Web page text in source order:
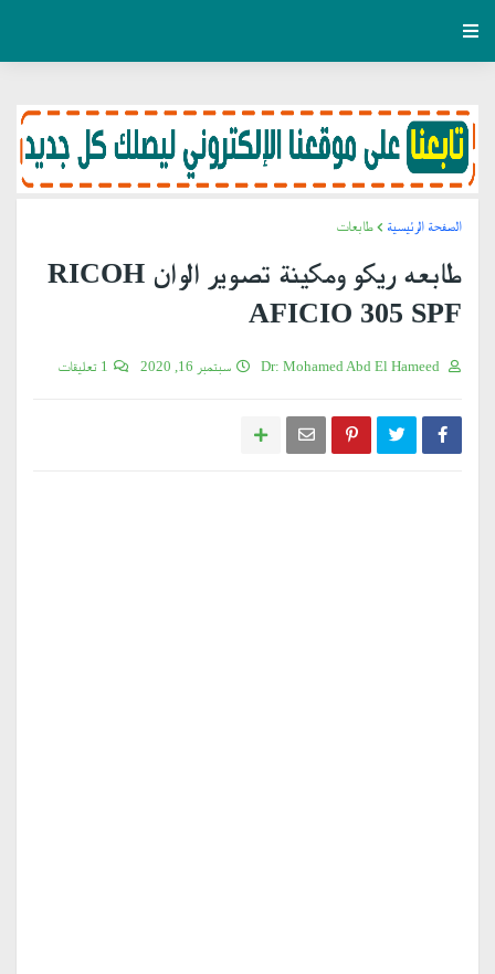
الصفحة الرئيسية طابعات
طابعه ريكو ومكينة تصوير الوان RICOH
AFICIO 305 SPF
سبتمبر 16, 2020 1 تعليقات